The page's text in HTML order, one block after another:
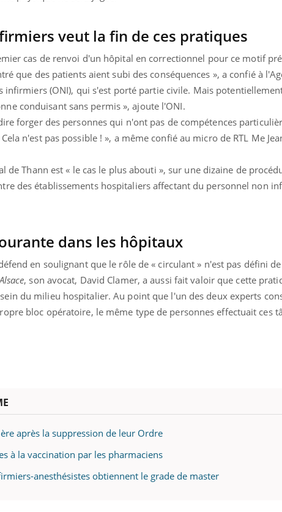
veut la fin de ces pratiques
cas de renvoi d'un hôpital en correctionnel pour ce motif
que des patients aient subi des conséquences », a confié à
infirmiers (ONI), qui s'est porté partie civile. Mais
conduisant sans permis », ajoute l'ONI.
forger des personnes qui n'ont pas de compétences
n'est pas possible ! », a même confié au micro de RTL Me
de Thann est « le cas le plus abouti », sur une dizaine de
des établissements hospitaliers affectant du personnel non
dans les hôpitaux
en soulignant que le rôle de « circulant » n'est pas défini
, son avocat, David Clamer, a aussi fait valoir que cette
du milieu hospitalier. Au point que l'un des deux experts
bloc opératoire, le même type de personnes effectuait ces
après la suppression de leur Ordre
à la vaccination par les pharmaciens
anesthésistes obtiennent le grade de master